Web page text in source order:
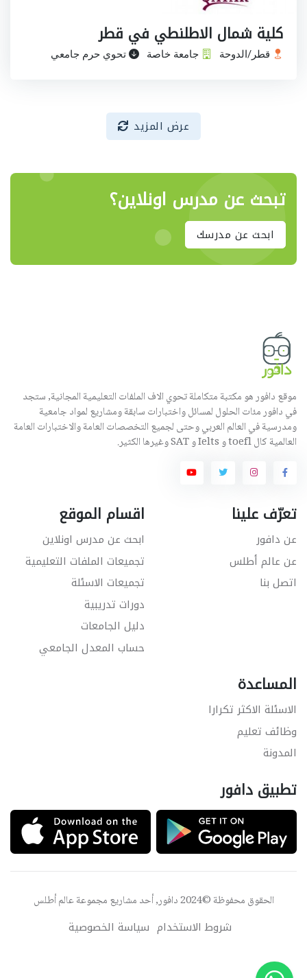
كلية شمال الاطلنطي في قطر
قطر/الدوحة جامعة خاصة تحوي حرم جامعي
عرض المزيد
تبحث عن مدرس اونلاين؟
ابحث عن مدرسك
موقع دافور هو مكتبة متكاملة تحوي الاف الملفات التعليمية المجانية, ستجد
في دافور مئات الحلول لمسائل واختبارات سابقة ومشاريع لمواد جامعية
ومدرسية في العالم العربي وحتى لجميع التخصصات العامة والاختبارات العامة
العالمية كال toefl و Ielts و SAT وغيرها الكثير.
تعرّف علينا
عن دافور
عن عالم أطلس
اتصل بنا
اقسام الموقع
ابحث عن مدرس اونلاين
تجميعات الملفات التعليمية
تجميعات الاسئلة
دورات تدريبية
دليل الجامعات
حساب المعدل الجامعي
المساعدة
الاسئلة الاكثر تكرارا
وظائف تعليم
المدونة
تطبيق دافور
الحقوق محفوظة ©2024 دافور, أحد مشاريع مجموعة عالم أطلس
شروط الاستخدام سياسة الخصوصية